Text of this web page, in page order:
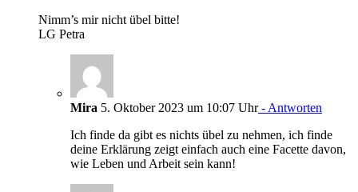
Nimm’s mir nicht übel bitte!
LG Petra
Mira 5. Oktober 2023 um 10:07 Uhr- Antworten
Ich finde da gibt es nichts übel zu nehmen, ich finde
deine Erklärung zeigt einfach auch eine Facette davon,
wie Leben und Arbeit sein kann!